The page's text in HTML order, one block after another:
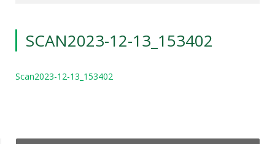
SCAN2023-12-13_153402
Scan2023-12-13_153402